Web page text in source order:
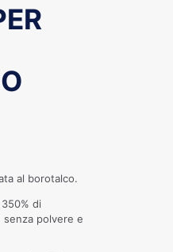
al borotalco.
di
senza polvere e